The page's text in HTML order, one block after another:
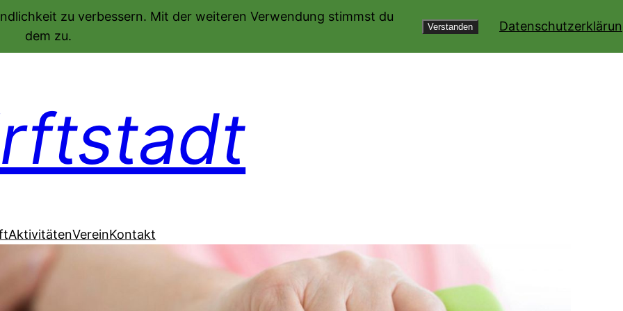
AktivitätenVereinKontakt
zu verbessern. Mit der weiteren Verwendung stimmst du
dem zu.
Verstanden